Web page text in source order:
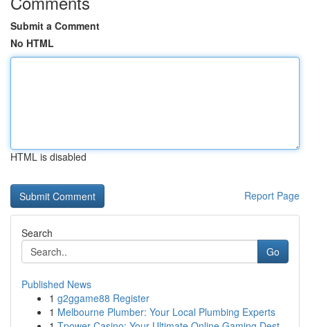
Submit a Comment
No HTML
HTML is disabled
Report Page
Search
Go
Published News
1 g2ggame88 Register
1 Melbourne Plumber: Your Local Plumbing Experts